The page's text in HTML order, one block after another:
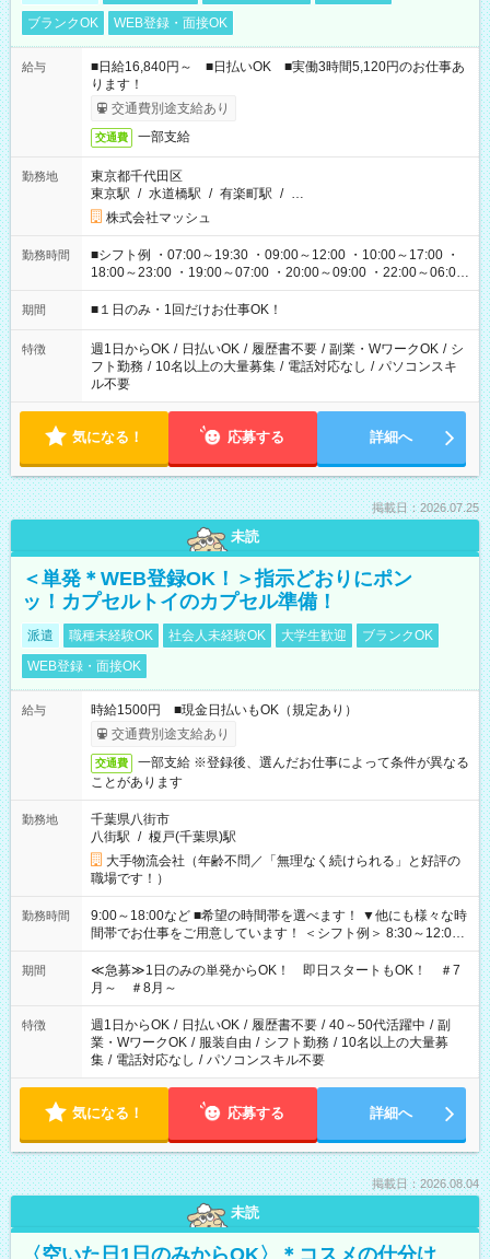
ブランクOK
WEB登録・面接OK
給与
■日給16,840円～ ■日払いOK ■実働3時間5,120円のお仕事あ
ります！
交通費別途支給あり
交通費 一部支給
勤務地
東京都千代田区
東京駅 / 水道橋駅 / 有楽町駅 / …
株式会社マッシュ
勤務時間
■シフト例 ・07:00～19:30 ・09:00～12:00 ・10:00～17:00 ・
18:00～23:00 ・19:00～07:00 ・20:00～09:00 ・22:00～06:00
etc ★最短で3時間で5,120円のお仕事から 15時間で2万円近く稼
げるお仕事も！ ご希望のお時間に合わせてご紹介！ ※シフトは
ください！
期間 ■１日のみ・1回だけお仕事OK！
特徴 週1日からOK / 日払いOK / 履歴書不要 / 副業・WワークOK / シ
フト勤務 / 10名以上の大量募集 / 電話対応なし / パソコンスキ
ル不要
気になる！ 応募する 詳細へ
掲載日：2026.07.25
未読
＜単発＊WEB登録OK！＞指示どおりにポン
ッ！カプセルトイのカプセル準備！
派遣 職種未経験OK 社会人未経験OK 大学生歓迎
ブランクOK
WEB登録・面接OK
給与
時給1500円 ■現金日払いもOK（規定あり）
交通費別途支給あり
交通費
一部支給 ※登録後、選んだお仕事によって条件が異なる
ことがあります
勤務地
千葉県八街市
八街駅 / 榎戸(千葉県)駅
大手物流会社（年齢不問／「無理なく続けられる」と好評の
職場です！）
勤務時間
9:00～18:00など ■希望の時間帯を選べます！ ▼他にも様々な時
間帯でお仕事をご用意しています！ ＜シフト例＞ 8:30～12:00
17:00～22:00 13:00～22:00 22:00～翌6:00 など
期間
≪急募≫1日のみの単発からOK！ 即日スタートもOK！ ＃7
月～ ＃8月～
特徴 週1日からOK / 日払いOK / 履歴書不要 / 40～50代活躍中 / 副
業・WワークOK / 服装自由 / シフト勤務 / 10名以上の大量募
集 / 電話対応なし / パソコンスキル不要
気になる！ 応募する 詳細へ
掲載日：2026.08.04
未読
〈空いた日1日のみからOK〉＊コスメの仕分け